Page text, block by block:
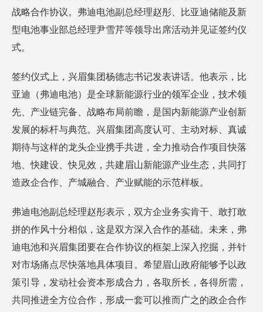
战略合作协议。弗迪电池副总经理赵彤、比亚迪储能及新
型电池事业部总经理尹雪芹等领导出席活动并见证签约仪
式。
签约仪式上，兴眉集团杨德志书记发表讲话。他表示，比
亚迪（弗迪电池）是全球新能源行业的领军企业，技术领
先、产业链完备、战略布局前瞻，是国内新能源产业创新
发展的标杆与典范。兴眉集团高度认可、主动对标、真诚
期待与这样的龙头企业携手共进，全力推动合作项目快落
地、快建设、快见效，共建眉山新能源产业生态，共同打
造政企合作、产城融合、产业赋能的示范样板。
弗迪电池副总经理赵彤表示，双方企业务实肯干、敢打敢
拼的作风十分相似，这是双方深入合作的基础。未来，弗
迪电池和兴眉集团要在合作协议的框架上深入挖掘，并针
对市场痛点尽快落地具体项目。希望眉山政府能够予以政
策引导，发动社会资本形成合力，各取所长，各得所需，
共同推进全方位合作，形成一套可以推而广之的政企合作